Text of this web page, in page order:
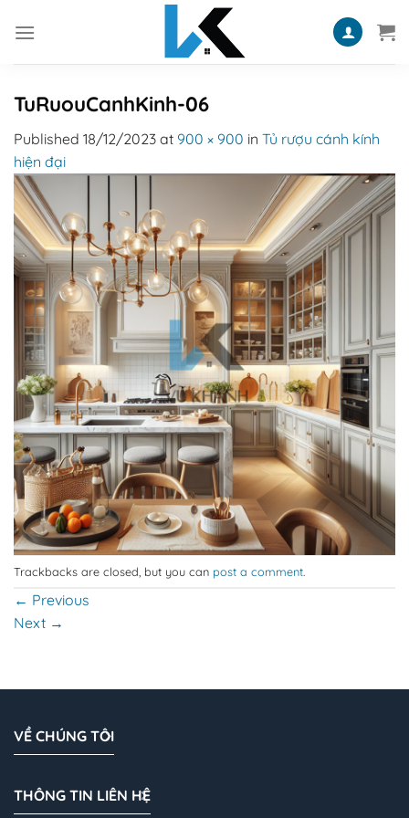
TuRuouCanhKinh-06
Published 18/12/2023 at 900 × 900 in Tủ rượu cánh kính
hiện đại
Trackbacks are closed, but you can post a comment.
← Previous
Next →
VỀ CHÚNG TÔI
THÔNG TIN LIÊN HỆ